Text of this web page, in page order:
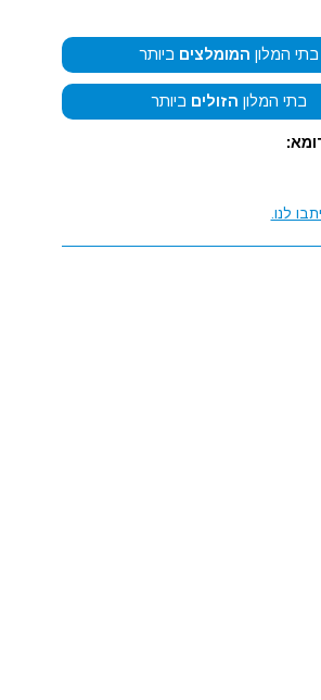
בתי המלון המומלצים ביותר
בתי המלון הזולים ביותר
לנו.